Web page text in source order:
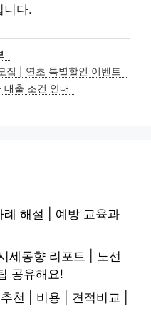
니다.
집 | 연초 특별할인 이벤트
대출 조건 안내
례 해설 | 예방 교육과
세동향 리포트 | 노선
공유해요!
천 | 비용 | 견적비교 |